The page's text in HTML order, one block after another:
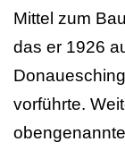
Mittel zum
das er 1926
vorführte.